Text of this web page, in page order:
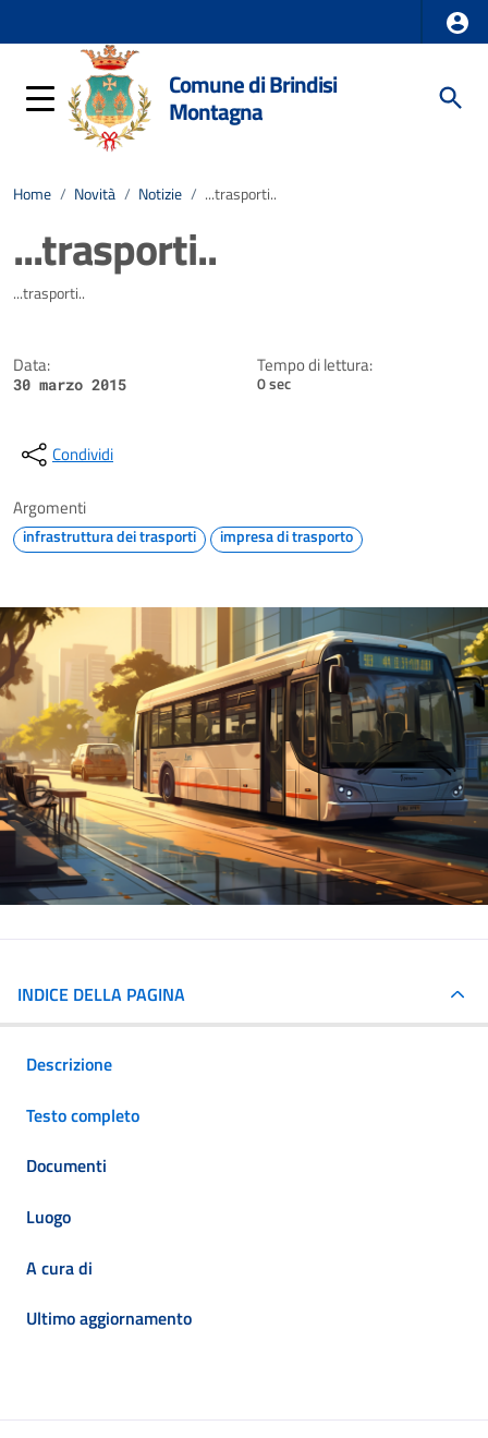
Comune di Brindisi
Montagna
Home / Novità / Notizie / ...trasporti..
...trasporti..
Dettagli della notizia
...trasporti..
Data:
30 marzo 2015
Tempo di lettura:
0 sec
Condividi
Argomenti
infrastruttura dei trasporti impresa di trasporto
INDICE DELLA PAGINA
Descrizione
Testo completo
Documenti
Luogo
A cura di
Ultimo aggiornamento